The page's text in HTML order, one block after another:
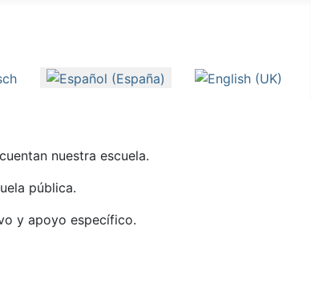
su idioma
nuestra escuela.
pública.
y apoyo específico.